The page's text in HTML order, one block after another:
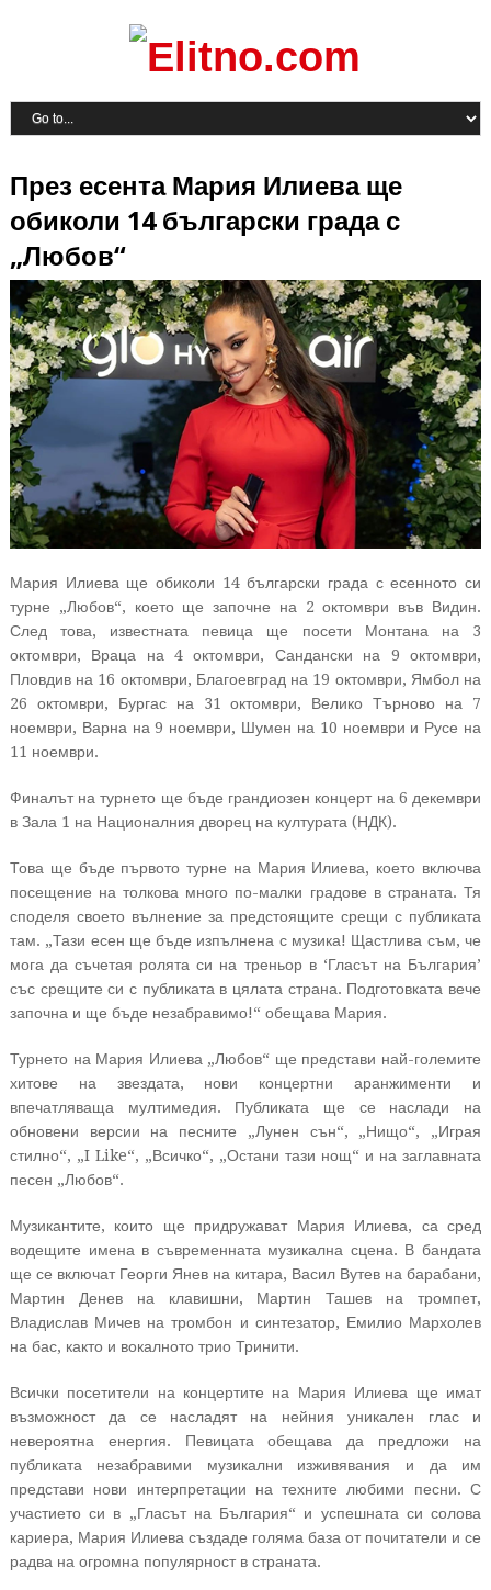
През есента Мария Илиева ще
обиколи 14 български града с
„Любов“
Мария Илиева ще обиколи 14 български града с есенното си
турне „Любов“, което ще започне на 2 октомври във Видин.
След това, известната певица ще посети Монтана на 3
октомври, Враца на 4 октомври, Сандански на 9 октомври,
Пловдив на 16 октомври, Благоевград на 19 октомври, Ямбол на
26 октомври, Бургас на 31 октомври, Велико Търново на 7
ноември, Варна на 9 ноември, Шумен на 10 ноември и Русе на
11 ноември.
Финалът на турнето ще бъде грандиозен концерт на 6 декември
в Зала 1 на Националния дворец на културата (НДК).
Това ще бъде първото турне на Мария Илиева, което включва
посещение на толкова много по-малки градове в страната. Тя
споделя своето вълнение за предстоящите срещи с публиката
там. „Тази есен ще бъде изпълнена с музика! Щастлива съм, че
мога да съчетая ролята си на треньор в ‘Гласът на България’
със срещите си с публиката в цялата страна. Подготовката вече
започна и ще бъде незабравимо!“ обещава Мария.
Турнето на Мария Илиева „Любов“ ще представи най-големите
хитове на звездата, нови концертни аранжименти и
впечатляваща мултимедия. Публиката ще се наслади на
обновени версии на песните „Лунен сън“, „Нищо“, „Играя
стилно“, „I Like“, „Всичко“, „Остани тази нощ“ и на заглавната
песен „Любов“.
Музикантите, които ще придружават Мария Илиева, са сред
водещите имена в съвременната музикална сцена. В бандата
ще се включат Георги Янев на китара, Васил Вутев на барабани,
Мартин Денев на клавишни, Мартин Ташев на тромпет,
Владислав Мичев на тромбон и синтезатор, Емилио Мархолев
на бас, както и вокалното трио Тринити.
Всички посетители на концертите на Мария Илиева ще имат
възможност да се насладят на нейния уникален глас и
невероятна енергия. Певицата обещава да предложи на
публиката незабравими музикални изживявания и да им
представи нови интерпретации на техните любими песни. С
участието си в „Гласът на България“ и успешната си солова
кариера, Мария Илиева създаде голяма база от почитатели и се
радва на огромна популярност в страната.